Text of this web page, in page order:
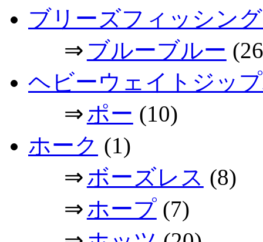
ブリーズフィッシン
⇒ ブルーブルー
ヘビーウェイトジッ
⇒ポー (10)
ホーク (1)
⇒ボーズレス (8)
⇒ホープ(7)